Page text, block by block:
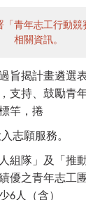
「青年志工行動競
相關資訊。
旨揭計畫遴選
支持、鼓勵青
竿，捲
願服務。
組隊」及「推動
優之青年志工
6 人（含）